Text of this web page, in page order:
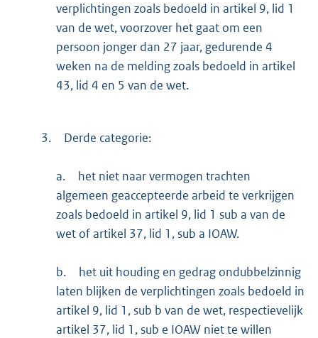
verplichtingen zoals bedoeld in artikel 9, lid 1
van de wet, voorzover het gaat om een
persoon jonger dan 27 jaar, gedurende 4
weken na de melding zoals bedoeld in artikel
43, lid 4 en 5 van de wet.
3. Derde categorie:
a.
het niet naar vermogen trachten
algemeen geaccepteerde arbeid te verkrijgen
zoals bedoeld in artikel 9, lid 1 sub a van de
wet of artikel 37, lid 1, sub a IOAW.
b.
het uit houding en gedrag ondubbelzinnig
laten blijken de verplichtingen zoals bedoeld in
artikel 9, lid 1, sub b van de wet, respectievelijk
artikel 37, lid 1, sub e IOAW niet te willen